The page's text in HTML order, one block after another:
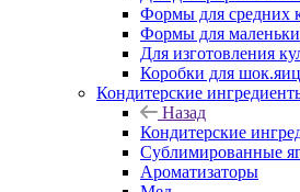
Формы для средних
Формы для
Для изготовления
Коробки для шок.яиц
Кондитерские
Назад
Кондитерские
Сублимированные
Ароматизаторы